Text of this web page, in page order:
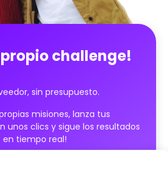
propio challenge!
sin presupuesto.
misiones, lanza tus
unos clics y sigue los resultados
en tiempo real!